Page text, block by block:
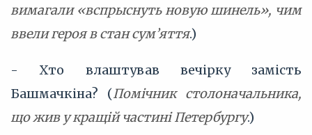
вимагали «вспрыснуть новую шинель», чим
ввели героя в стан сум’яття.)
- Хто влаштував вечірку замість
Башмачкіна? (Помічник столоначальника,
що жив у кращій частині Петербургу.)